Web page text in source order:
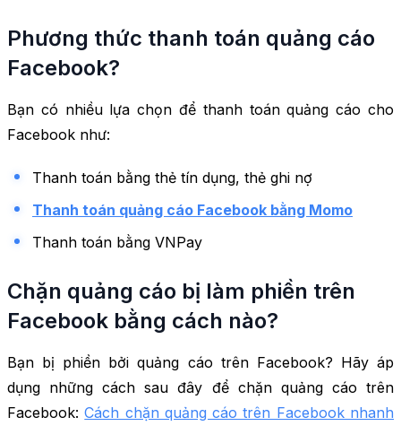
Phương thức thanh toán quảng cáo
Facebook?
Bạn có nhiều lựa chọn để thanh toán quảng cáo cho
Facebook như:
Thanh toán bằng thẻ tín dụng, thẻ ghi nợ
Thanh toán quảng cáo Facebook bằng Momo
Thanh toán bằng VNPay
Chặn quảng cáo bị làm phiền trên
Facebook bằng cách nào?
Bạn bị phiền bởi quảng cáo trên Facebook? Hãy áp
dụng những cách sau đây để chặn quảng cáo trên
Facebook:Cách chặn quảng cáo trên Facebook nhanh